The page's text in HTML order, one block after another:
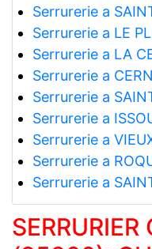
Serrurerie a
Serrurerie a LE
Serrurerie a LA
Serrurerie a
Serrurerie a
Serrurerie a
Serrurerie a
Serrurerie a
Serrurerie a